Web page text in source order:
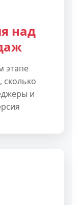
над
этапе
сколько
и